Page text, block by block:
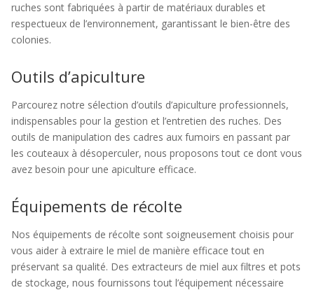
ruches sont fabriquées à partir de matériaux durables et
respectueux de l’environnement, garantissant le bien-être des
colonies.
Outils d’apiculture
Parcourez notre sélection d’outils d’apiculture professionnels,
indispensables pour la gestion et l’entretien des ruches. Des
outils de manipulation des cadres aux fumoirs en passant par
les couteaux à désoperculer, nous proposons tout ce dont vous
avez besoin pour une apiculture efficace.
Équipements de récolte
Nos équipements de récolte sont soigneusement choisis pour
vous aider à extraire le miel de manière efficace tout en
préservant sa qualité. Des extracteurs de miel aux filtres et pots
de stockage, nous fournissons tout l’équipement nécessaire